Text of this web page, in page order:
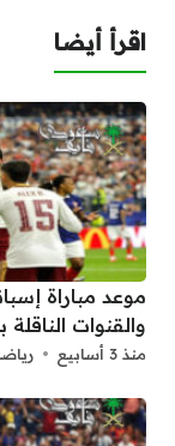
اقرأ أيضا
والقنوات
منذ 3 أسابيع